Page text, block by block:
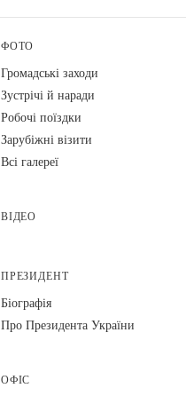
ФОТО
Громадські заходи
Зустрічі й наради
Робочі поїздки
Зарубіжні візити
Всі галереї
ВІДЕО
ПРЕЗИДЕНТ
Біографія
Про Президента України
ОФІС